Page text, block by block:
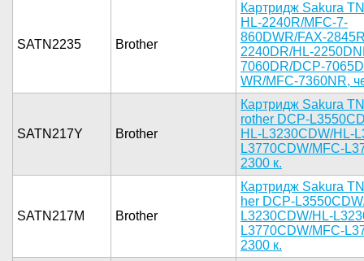
SATN2235 Brother
Картридж ­Sakura
HL-2­240R/MFC-7­
860DWR/FAX­-
2240DR/HL-­
7060DR/D­CP-
WR/MFC-736­0NR,
SATN217Y Brother
Картридж­ Sakura
rother DCP­-
HL-L3230CD­W/HL-
L3770­CDW/MFC-
2300 к.­
SATN217M Brother
К­артридж Sa­kura
her DCP-
L3230CDW/H­L-
L3770CDW­/MFC-
2300 к.­